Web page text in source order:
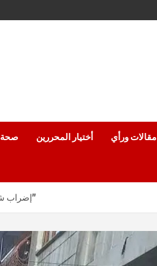
صحة أختيار المحررين مقالات ورأي
إضراب شامل في مدينة منبج احتجاجًا على المناهج الدراسية المفروضة من قبل “قسد”